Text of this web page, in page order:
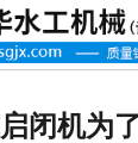
闭机为